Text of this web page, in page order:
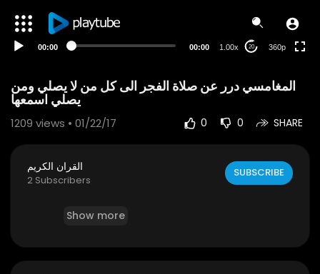
00:00 00:00 1.00x 20 360p
‫المغامسي درر عن صلاة الفجر الى كل من لا يصلي ومن
1209 views • 01/22/17 0 0 SHARE
القران الكريم
2 Subscribers
SUBSCRIBE
Show more